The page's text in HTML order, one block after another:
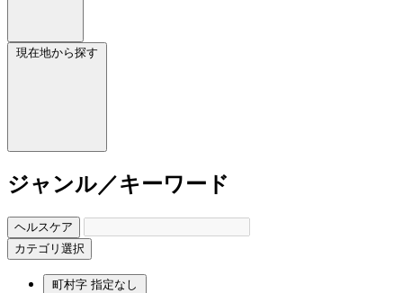
現在地から探す
ジャンル／キーワード
ヘルスケア
カテゴリ選択
町村字 指定なし